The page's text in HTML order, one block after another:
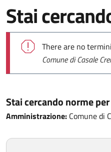
Stai
Messaggio di
There are no
Comune di Casale
Stai cercando norme per
Amministrazione: Comune di